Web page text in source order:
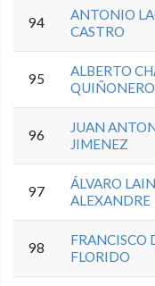
94
ANTONIO
CASTRO
95
ALBERTO
QUIÑONERO
96
JUAN
JIMENEZ
97
ÁLVARO
ALEXANDRE
98
FRANCISCO
FLORIDO